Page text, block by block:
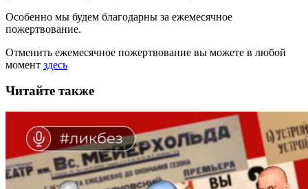
Особенно мы будем благодарны за ежемесячное
пожертвование.
Отменить ежемесячное пожертвование вы можете в любой
момент здесь
Читайте также